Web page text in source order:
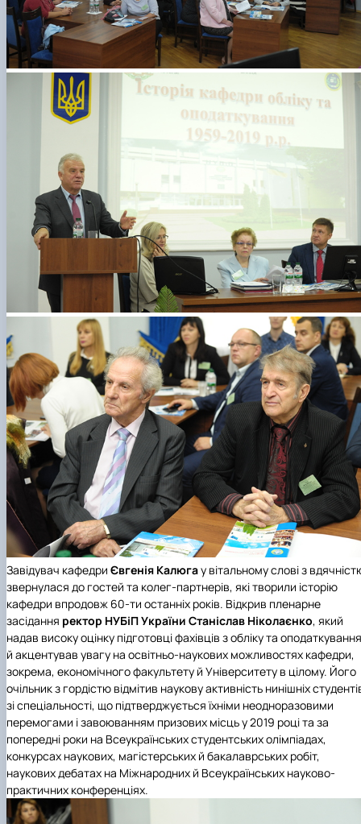
Завідувач кафедри Євгенія Калюгау вітальному слові з
звернулася до гостей та колег-партнерів, які творили історію
кафедри впродовж 60-ти останніх років. Відкрив пленарне
засідання ректор НУБіП України Станіслав Ніколаєнко, який
надав високу оцінку підготовці фахівців з обліку та оподаткування
й акцентував увагу на освітньо-наукових можливостях кафедри,
зокрема, економічного факультету й Університету в цілому. Його
очільник з гордістю відмітив наукову активність нинішніх
зі спеціальності, що підтверджується їхніми неодноразовими
перемогами і завоюванням призових місць у 2019 році та за
попередні роки на Всеукраїнських студентських олімпіадах,
конкурсах наукових, магістерських й бакалаврських робіт,
наукових дебатах на Міжнародних й Всеукраїнських науково-
практичних конференціях.